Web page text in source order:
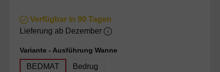
Verfügbar in 90 Tagen
Lieferung ab Dezember
Variante - Ausführung Wanne
BEDMAT Bedrug